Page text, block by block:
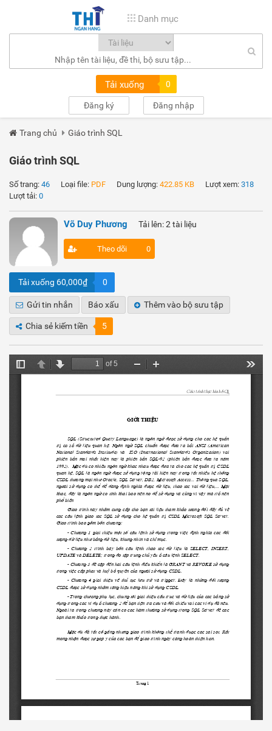
Danh mục
Tải xuống 0
Đăng ký Đăng nhập
Trang chủ Giáo trình SQL
Giáo trình SQL
Số trang: 46 Loại file: PDF Dung lượng: 422.85 KB Lượt xem: 318
Lượt tải: 0
Võ Duy Phương Tải lên: 2 tài liệu
Theo dõi 0
Tải xuống 60,000₫ 0
Gửi tin nhắn Báo xấu Thêm vào bộ sưu tập
Chia sẻ kiếm tiền 5